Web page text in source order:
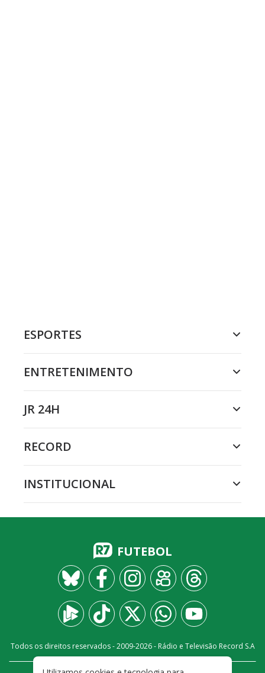
ESPORTES
ENTRETENIMENTO
JR 24H
RECORD
INSTITUCIONAL
FUTEBOL
Todos os direitos reservados - 2009-2026- Rádio e Televisão Record S.A